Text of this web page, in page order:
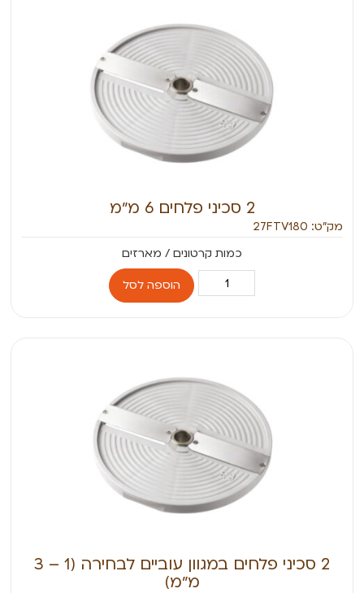
2 סכיני פלחים 6 מ״מ
מק״ט: 27FTV180
הוספה לסל
2 סכיני פלחים במגוון עוביים לבחירה (1 – 3
מ״מ)